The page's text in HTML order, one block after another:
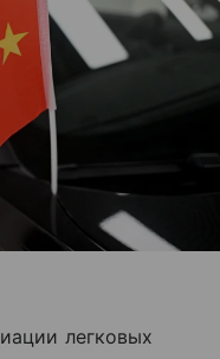
легковых